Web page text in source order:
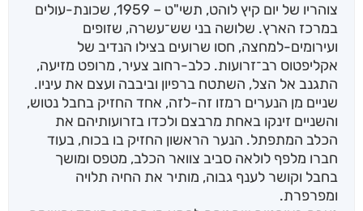
צוהריו של יום קיץ לוהט, תשי"ט – 1959, שכונת-עולים
במרכז הארץ. שלושה בני שש־עשרה, שזופים
ועירומים-למחצה, חסו שרועים בצילו הנדיב של
אקליפטוס רב־זרועות. כלב-רחוב צעיר, מרופט מזיעה,
התגנב אל הצל, השתטח ברפיון וביבבה ועצם את עיניו.
שניים מן הנערים רמזו זה-לזה, אחד החזיק בחבל נטוש,
והשניים זינקו באחת מרבצם ולכדו בזרועותיהם את
הכלב המתפתל. הנער הראשון החזיק בו בכוח, בעוד
חברו מלפף לולאה סביב צוואר הכלב, מטפס ומושך
בחבל וקושר לענף גבוה, מותיר את החיה תלויה
ומפרפרת.